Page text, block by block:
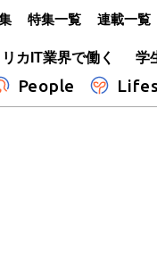
カIT業界で働く
学
People
特集一覧 連載一覧